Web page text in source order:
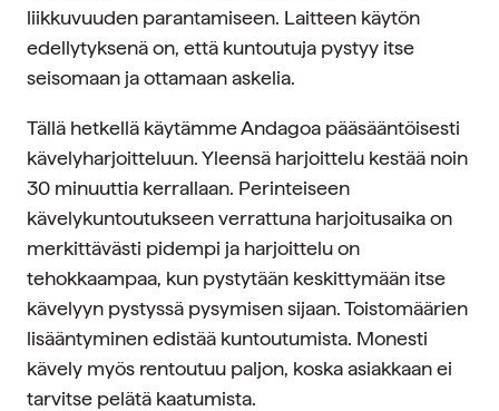
liikkuvuuden parantamiseen. Laitteen käytön
edellytyksenä on, että kuntoutuja pystyy itse
seisomaan ja ottamaan askelia.
Tällä hetkellä käytämme Andagoa pääsääntöisesti
kävelyharjoitteluun. Yleensä harjoittelu kestää noin
30 minuuttia kerrallaan. Perinteiseen
kävelykuntoutukseen verrattuna harjoitusaika on
merkittävästi pidempi ja harjoittelu on
tehokkaampaa, kun pystytään keskittymään itse
kävelyyn pystyssä pysymisen sijaan. Toistomäärien
lisääntyminen edistää kuntoutumista. Monesti
kävely myös rentoutuu paljon, koska asiakkaan ei
tarvitse pelätä kaatumista.